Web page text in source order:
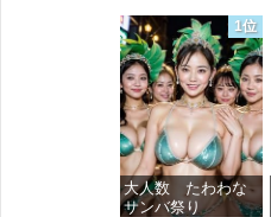
1位
大人数 たわわな
サンバ祭り